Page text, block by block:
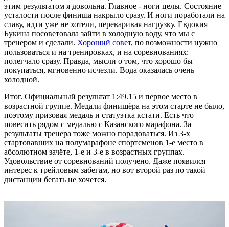
этим результатом я довольна. Главное - ноги целы. Состояние
усталости после финиша накрыло сразу. И ноги поработали на
славу, идти уже не хотели, переваривая нагрузку. Евдокия
Букина посоветовала зайти в холодную воду, что мы с
тренером и сделали. Хороший совет, по возможности нужно
пользоваться и на тренировках, и на соревнованиях:
полегчало сразу. Правда, мысли о том, что хорошо бы
покупаться, мгновенно исчезли. Вода оказалась очень
холодной.
Итог. Официальный результат 1:49.15 и первое место в
возрастной группе. Медали финишёра на этом старте не было,
поэтому призовая медаль и статуэтка кстати. Есть что
повесить рядом с медалью с Казанского марафона. За
результаты тренера тоже можно порадоваться. Из 3-х
стартовавших на полумарафоне спортсменов 1-е место в
абсолютном зачёте, 1-е и 3-е в возрастных группах.
Удовольствие от соревнований получено. Даже появился
интерес к трейловым забегам, но вот второй раз по такой
дистанции бегать не хочется.